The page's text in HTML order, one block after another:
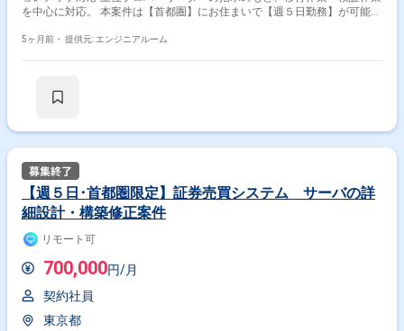
を中心に対応。 本案件は【首都圏】にお住まいで【週５日勤務】が可能な
5ヶ月前・ 提供元: エンジニアルーム
【週５日･首都圏限定】証券売買システム サーバの詳
細設計・構築修正案件
リモート可
700,000円/月
契約社員
東京都